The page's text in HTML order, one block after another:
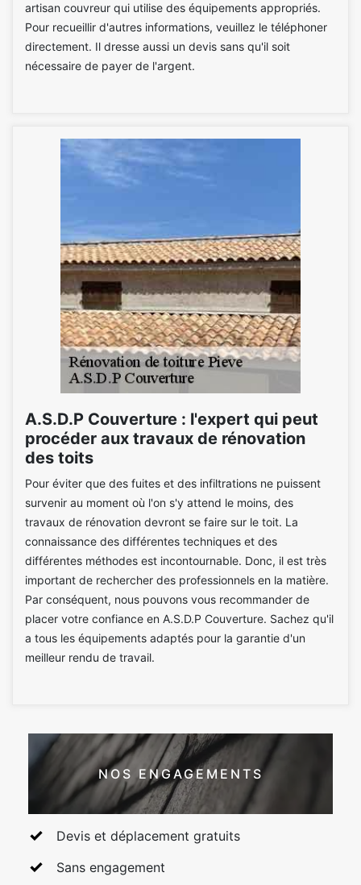
artisan couvreur qui utilise des équipements appropriés.
Pour recueillir d'autres informations, veuillez le téléphoner
directement. Il dresse aussi un devis sans qu'il soit
nécessaire de payer de l'argent.
A.S.D.P Couverture : l'expert qui peut
procéder aux travaux de rénovation
des toits
Pour éviter que des fuites et des infiltrations ne puissent
survenir au moment où l'on s'y attend le moins, des
travaux de rénovation devront se faire sur le toit. La
connaissance des différentes techniques et des
différentes méthodes est incontournable. Donc, il est très
important de rechercher des professionnels en la matière.
Par conséquent, nous pouvons vous recommander de
placer votre confiance en A.S.D.P Couverture. Sachez qu'il
a tous les équipements adaptés pour la garantie d'un
meilleur rendu de travail.
NOS ENGAGEMENTS
Devis et déplacement gratuits
Sans engagement